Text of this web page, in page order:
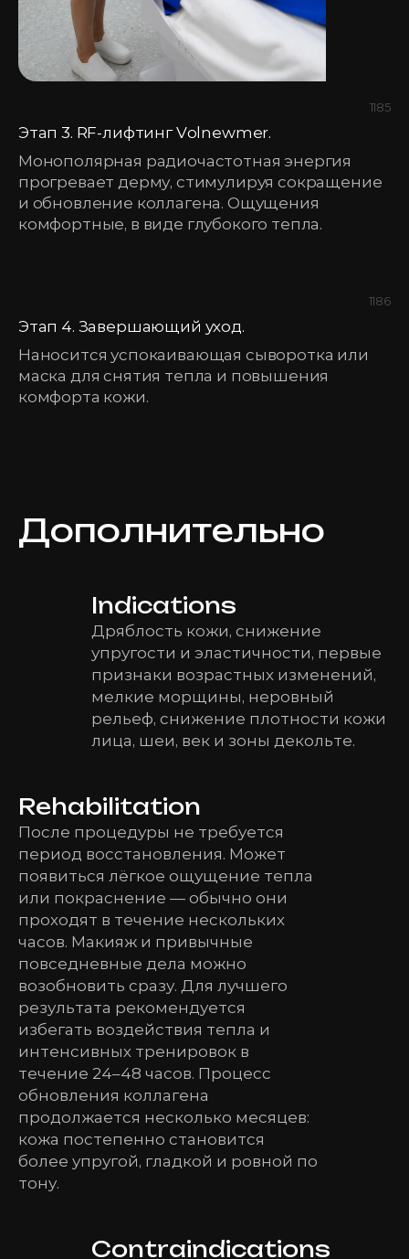
1185
Этап 3. RF-лифтинг Volnewmer.
Монополярная радиочастотная энергия
прогревает дерму, стимулируя сокращение
и обновление коллагена. Ощущения
комфортные, в виде глубокого тепла.
1186
Этап 4. Завершающий уход.
Наносится успокаивающая сыворотка или
маска для снятия тепла и повышения
комфорта кожи.
Дополнительно
Indications
Дряблость кожи, снижение
упругости и эластичности, первые
признаки возрастных изменений,
мелкие морщины, неровный
рельеф, снижение плотности кожи
лица, шеи, век и зоны декольте.
Rehabilitation
После процедуры не требуется
период восстановления. Может
появиться лёгкое ощущение тепла
или покраснение — обычно они
проходят в течение нескольких
часов. Макияж и привычные
повседневные дела можно
возобновить сразу. Для лучшего
результата рекомендуется
избегать воздействия тепла и
интенсивных тренировок в
течение 24–48 часов. Процесс
обновления коллагена
продолжается несколько месяцев:
кожа постепенно становится
более упругой, гладкой и ровной по
тону.
Contraindications